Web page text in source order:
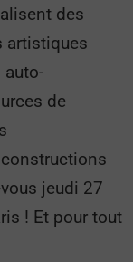
des
artistiques
auto-
de
constructions
jeudi 27
! Et pour tout